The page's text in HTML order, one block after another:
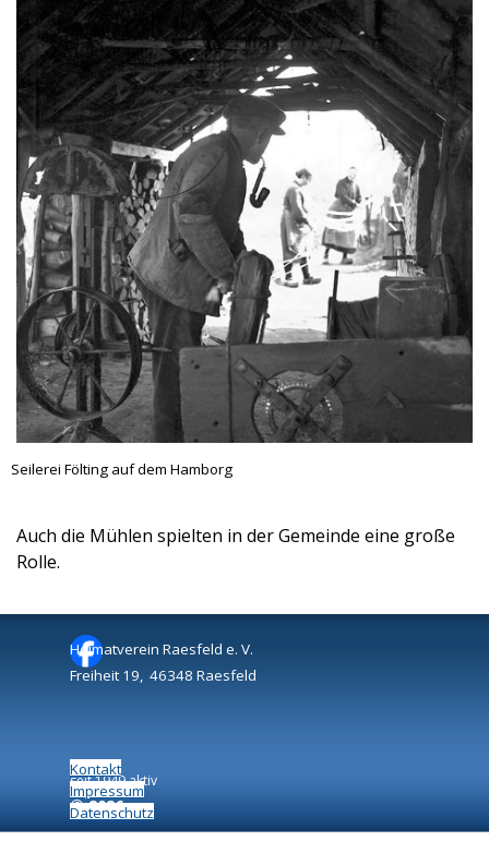
Seilerei Fölting auf dem Hamborg
Auch die Mühlen spielten in der Gemeinde eine große
Rolle.
Heimatverein Raesfeld e. V.
Freiheit 19, 46348 Raesfeld
seit 1949 aktiv
© 2026
Kontakt
Impressum
Datenschutz